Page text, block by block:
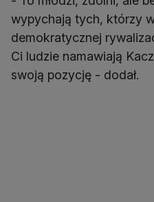
wypychają tych, którzy
demokratycznej
Ci ludzie namawiają
swoją pozycję - dodał.